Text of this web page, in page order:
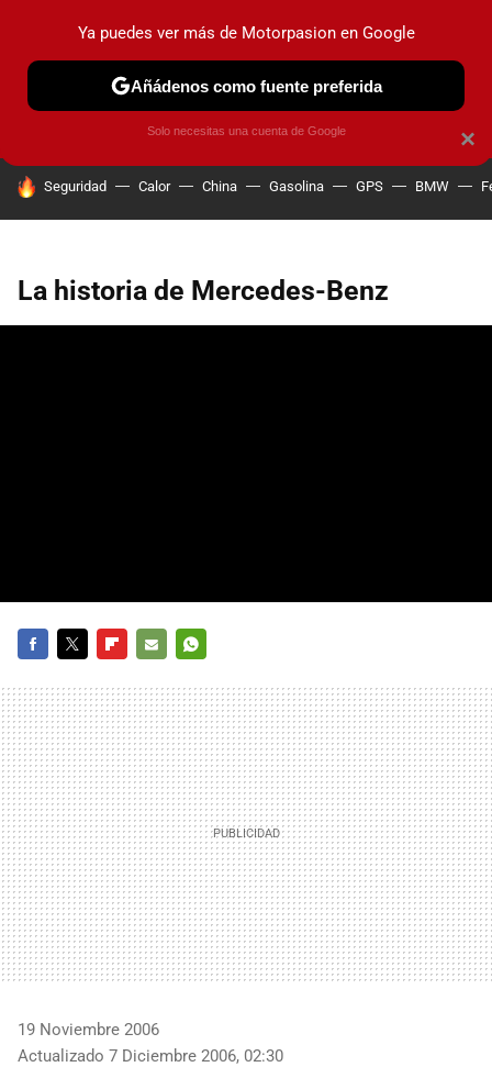
PRUEBAS COCHES ELÉCTRICOS OBSERVATORIO
HOY SE HABLA DE
Seguridad Calor China Gasolina GPS BMW
La historia de Mercedes-Benz
MAIL
19 Noviembre 2006
Actualizado 7 Diciembre 2006, 02:30
×
Ya puedes ver más de Motorpasion en Google
Añádenos como fuente preferida
Solo necesitas una cuenta de Google